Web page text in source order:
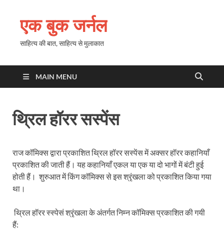
एक बुक जर्नल
साहित्य की बात, साहित्य से मुलाकात
MAIN MENU
थ्रिल हॉरर सस्पेंस
राज कॉमिक्स द्वारा प्रकाशित थ्रिल हॉरर सस्पेंस में अक्सर हॉरर कहानियाँ
प्रकाशित की जाती हैं। यह कहानियाँ एकल या एक या दो भागों में बंटी हुई
होती हैं। शुरुआत में किंग कॉमिक्स से इस श्रृंखला को प्रकाशित किया गया
था।
थ्रिल हॉरर स्स्पेसं श्रृंखला के अंतर्गत निम्न कॉमिक्स प्रकाशित की गयी
हैं: